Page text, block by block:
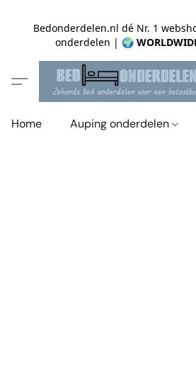
Bedonderdelen.nl dé Nr. 1
onderdelen | 🌍
Home Auping onderdelen